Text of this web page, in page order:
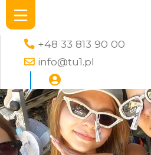
+48 33 813 90 00
info@tu1.pl